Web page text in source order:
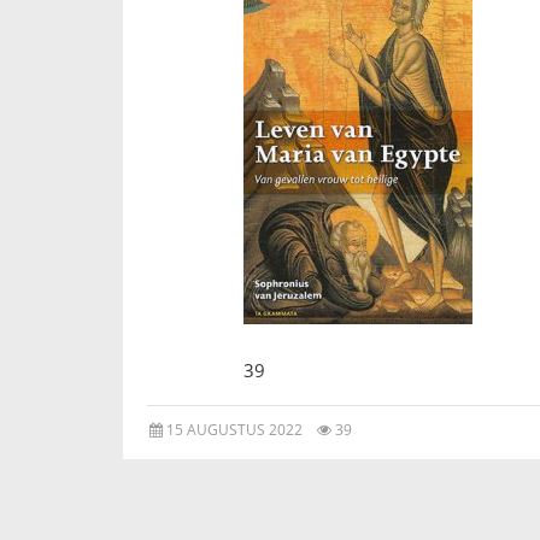
39
15 AUGUSTUS 2022 39